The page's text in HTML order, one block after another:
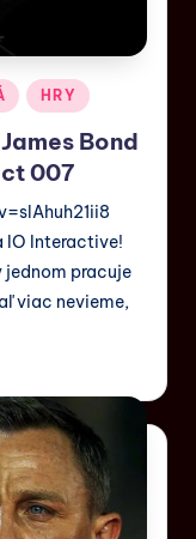
HRY
Bond
007
IO Interactive!
pracuje
viac nevieme,